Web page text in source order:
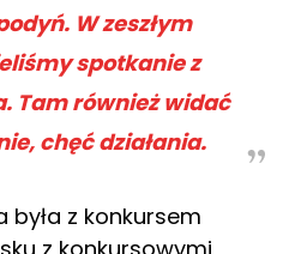
W zeszłym
spotkanie z
Tam również widać
chęć działania.
była z konkursem